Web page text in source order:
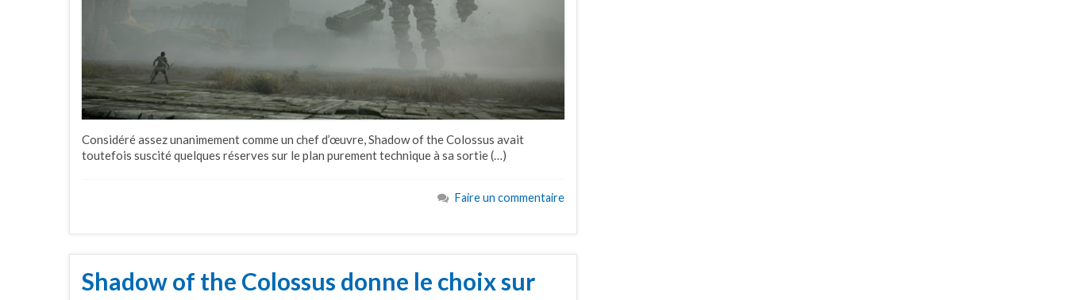
Considéré assez unanimement comme un chef d’œuvre, Shadow of the Colossus avait
toutefois suscité quelques réserves sur le plan purement technique à sa sortie (…)
Faire un commentaire
Shadow of the Colossus donne le choix sur